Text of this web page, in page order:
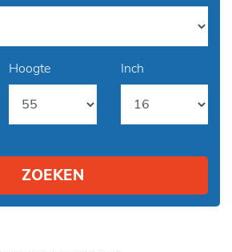
Hoogte Inch
ZOEKEN